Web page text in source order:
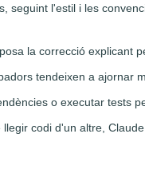
seguint l'estil i les
la correcció explicant
tendeixen a ajornar
o executar tests
codi d'un altre,